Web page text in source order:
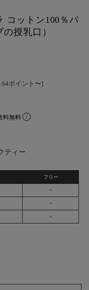
コットン100％パ
の授乳口）
ポイント〜]
料無料
ティー
フリー
×
×
×